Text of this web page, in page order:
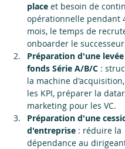
place et besoin de
opérationnelle pendant
mois, le temps de
onboarder le
Préparation d'une
fonds Série A/B/C :
la machine
les KPI, préparer la
marketing pour les VC.
Préparation d'une
d'entreprise : réduire la
dépendance au